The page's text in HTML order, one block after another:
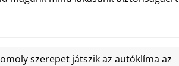
szerepet játszik az autóklíma az